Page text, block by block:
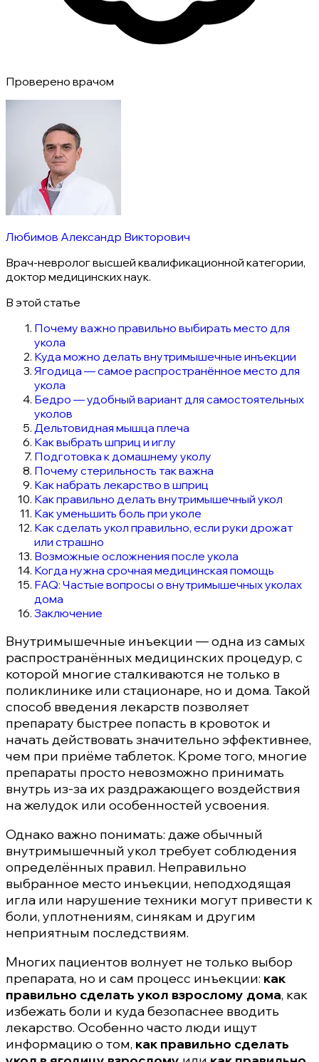
Проверено врачом
Любимов Александр Викторович
Врач-невролог высшей квалификационной категории,
доктор медицинских наук.
В этой статье
Почему важно правильно выбирать место для
укола
Куда можно делать внутримышечные инъекции
Ягодица — самое распространённое место для
укола
Бедро — удобный вариант для самостоятельных
уколов
Дельтовидная мышца плеча
Как выбрать шприц и иглу
Подготовка к домашнему уколу
Почему стерильность так важна
Как набрать лекарство в шприц
Как правильно делать внутримышечный укол
Как уменьшить боль при уколе
Как сделать укол правильно, если руки дрожат
или страшно
Возможные осложнения после укола
Когда нужна срочная медицинская помощь
FAQ: Частые вопросы о внутримышечных уколах
дома
Заключение
Внутримышечные инъекции — одна из самых
распространённых медицинских процедур, с
которой многие сталкиваются не только в
поликлинике или стационаре, но и дома. Такой
способ введения лекарств позволяет
препарату быстрее попасть в кровоток и
начать действовать значительно эффективнее,
чем при приёме таблеток. Кроме того, многие
препараты просто невозможно принимать
внутрь из-за их раздражающего воздействия
на желудок или особенностей усвоения.
Однако важно понимать: даже обычный
внутримышечный укол требует соблюдения
определённых правил. Неправильно
выбранное место инъекции, неподходящая
игла или нарушение техники могут привести к
боли, уплотнениям, синякам и другим
неприятным последствиям.
Многих пациентов волнует не только выбор
препарата, но и сам процесс инъекции: как
правильно сделать укол взрослому дома, как
избежать боли и куда безопаснее вводить
лекарство. Особенно часто люди ищут
информацию о том, как правильно сделать